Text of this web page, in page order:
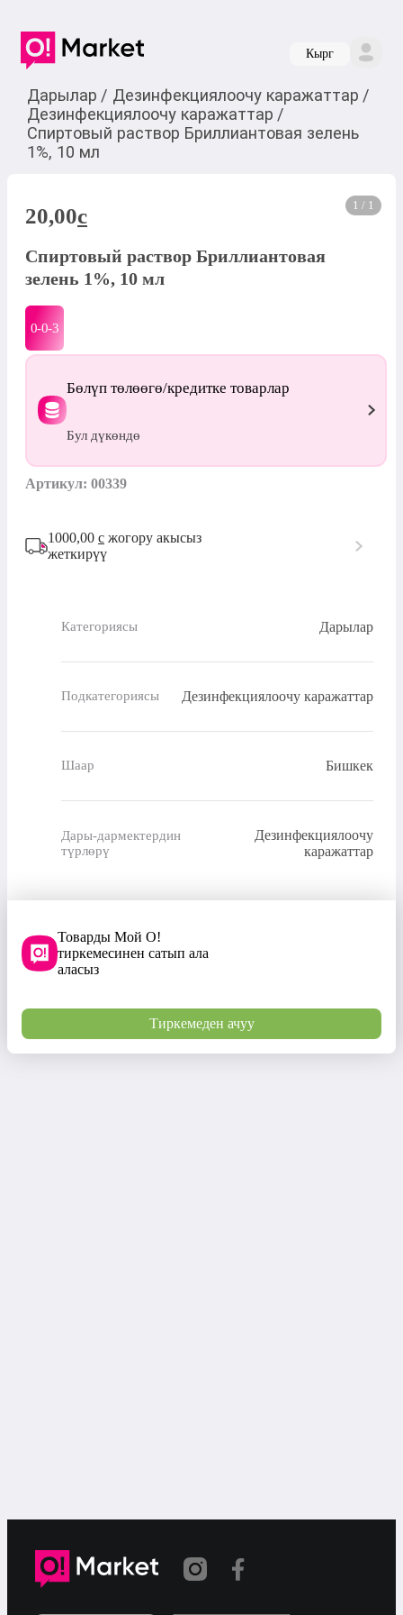
Кырг
Дарылар / Дезинфекциялоочу каражаттар /
Дезинфекциялоочу каражаттар /
Спиртовый раствор Бриллиантовая зелень
1%, 10 мл
1 / 1
20,00c
Спиртовый раствор Бриллиантовая
зелень 1%, 10 мл
0-0-3
Бөлүп төлөөгө/кредитке товарлар
Бул дүкөндө
Артикул: 00339
1000,00 с жогору акысыз
жеткирүү
Категориясы Дарылар
Подкатегориясы Дезинфекциялоочу каражаттар
Шаар Бишкек
Дары-дармектердин
түрлөрү
Дезинфекциялоочу
каражаттар
Товарды Мой О!
тиркемесинен сатып ала
аласыз
Тиркемеден ачуу